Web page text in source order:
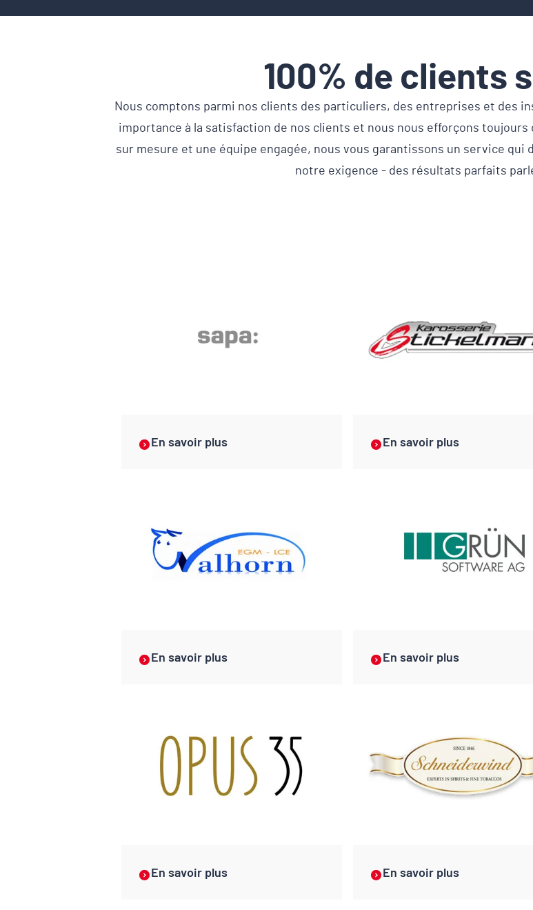
100% de clients
Nous comptons parmi nos clients des particuliers, des entreprises et des
importance à la satisfaction de nos clients et nous nous efforçons
sur mesure et une équipe engagée, nous vous garantissons un service
notre exigence - des résultats parfaits
En savoir plus En savoir plus
En savoir plus En savoir plus
En savoir plus En savoir plus